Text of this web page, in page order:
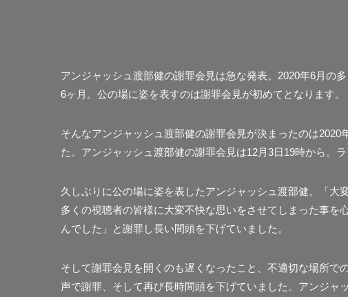
アンジャッシュ渡部健の謝罪会見は急な発表。2020年6月の
6ヶ月。公の場に姿を表すのは謝罪会見が初めてとなります。
そんなアンジャッシュ渡部健の謝罪会見が決まったのは
た。アンジャッシュ渡部健の謝罪会見は12月3日19時から。
久しぶりに公の場に姿を表したアンジャッシュ渡部健。
「大
多くの視聴者の皆様に大変不快な思いをさせてしまった事
んでした」
と謝罪し長い間頭を下げていました。
そして謝罪会見を開くのも遅くなったこと、不適切な場所で
声で謝罪、そして再び長時間頭を下げていました。アンジャ